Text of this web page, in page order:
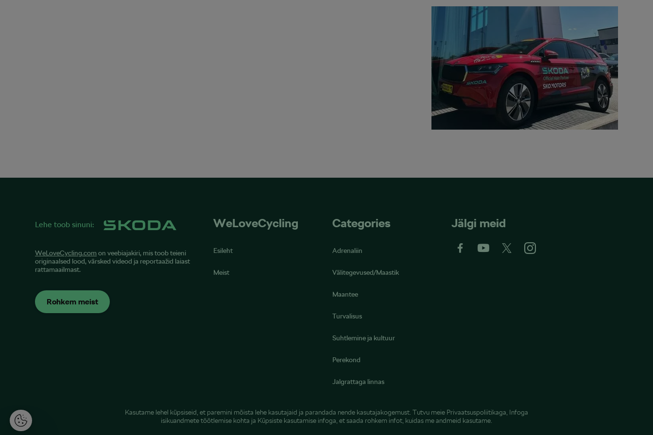
Lehe toob sinuni:
WeLoveCycling.com on veebiajakiri, mis toob teieni
originaalsed lood, värsked videod ja reportaažid laiast
rattamaailmast.
Rohkem meist
WeLoveCycling
Esileht
Meist
Categories
Adrenaliin
Välitegevused/Maastik
Maantee
Turvalisus
Suhtlemine ja kultuur
Perekond
Jalgrattaga linnas
Jälgi meid
Kasutame lehel küpsiseid, et paremini mõista lehe kasutajaid ja parandada nende kasutajakogemust. Tutvu meie Privaatsuspoliitikaga Infoga
isikuandmete töötlemise kohta ja Küpsiste kasutamise infoga , et saada rohkem infot, kuidas me andmeid kasutame.
K